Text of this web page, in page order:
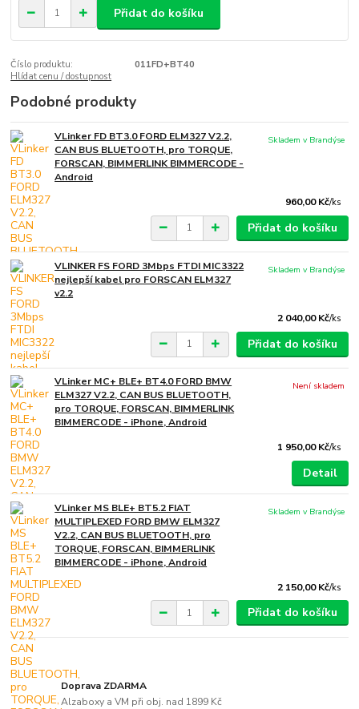
Přidat do košíku
Číslo produktu:
011FD+BT40
Hlídat cenu / dostupnost
Podobné produkty
VLinker FD BT3.0 FORD ELM327 V2.2,
CAN BUS BLUETOOTH, pro TORQUE,
FORSCAN, BIMMERLINK BIMMERCODE -
Android
960,00 Kč/ks
Skladem v Brandýse
Přidat do košíku
VLINKER FS FORD 3Mbps FTDI MIC3322
nejlepší kabel pro FORSCAN ELM327
v2.2
2 040,00 Kč/ks
Skladem v Brandýse
Přidat do košíku
VLinker MC+ BLE+ BT4.0 FORD BMW
ELM327 V2.2, CAN BUS BLUETOOTH,
pro TORQUE, FORSCAN, BIMMERLINK
BIMMERCODE - iPhone, Android
1 950,00 Kč/ks
Není skladem
Detail
VLinker MS BLE+ BT5.2 FIAT
MULTIPLEXED FORD BMW ELM327
V2.2, CAN BUS BLUETOOTH, pro
TORQUE, FORSCAN, BIMMERLINK
BIMMERCODE - iPhone, Android
2 150,00 Kč/ks
Skladem v Brandýse
Přidat do košíku
Doprava ZDARMA
Alzaboxy a VM při obj. nad 1899 Kč